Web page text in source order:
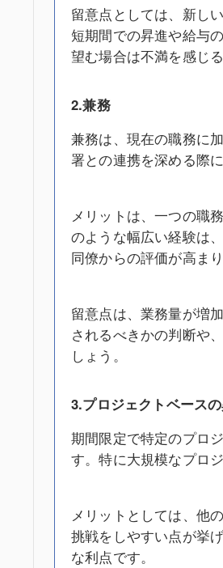
留意点としては、新し
短期間での昇進や給与
望む場合は不満を感じ
2.兼務
兼務は、現在の職務に
署との連携を深める際
メリットは、一つの職
のような幅広い経験は
同僚からの評価が高ま
留意点は、業務量が増
されるべきかの判断や
しょう。
3.プロジェクトベース
期間限定で特定のプロ
す。特に大規模なプロ
メリットとしては、他
挑戦をしやすい点が挙
な利点です。